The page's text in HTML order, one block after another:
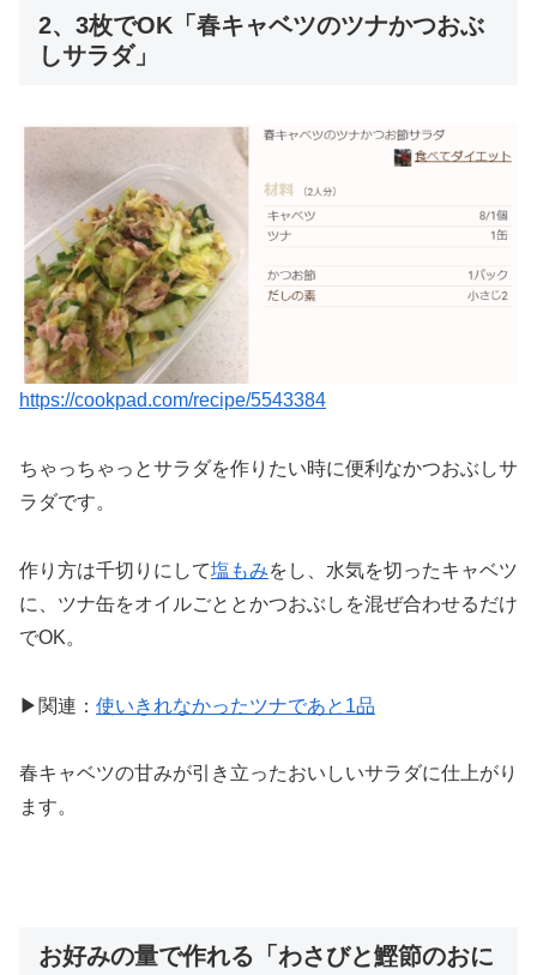
2、3枚でOK「春キャベツのツナかつおぶ
しサラダ」
https://cookpad.com/recipe/5543384
ちゃっちゃっとサラダを作りたい時に便利なかつおぶしサ
ラダです。
作り方は千切りにして塩もみをし、水気を切ったキャベツ
に、ツナ缶をオイルごととかつおぶしを混ぜ合わせるだけ
でOK。
▶関連： 使いきれなかったツナであと1品
春キャベツの甘みが引き立ったおいしいサラダに仕上がり
ます。
お好みの量で作れる「わさびと鰹節のおに